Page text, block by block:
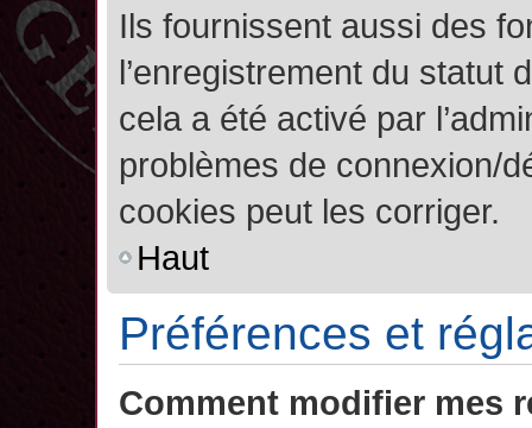
Ils fournissent aussi des
l’enregistrement du statut
cela a été activé par
problèmes de connexion/
cookies peut les corriger.
Haut
Préférences et
Comment modifier mes